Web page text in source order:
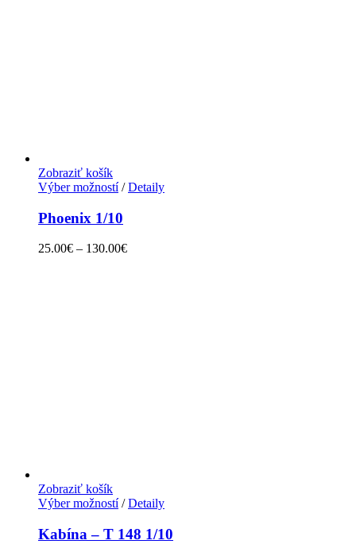
Zobraziť košík
Výber možností/ Detaily
Phoenix 1/10
25.00€ – 130.00€
Zobraziť košík
Výber možností/ Detaily
Kabína – T 148 1/10